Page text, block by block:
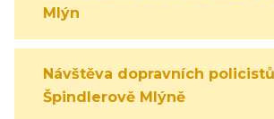
Mlýn
Návštěva dopravních
Špindlerově Mlýně